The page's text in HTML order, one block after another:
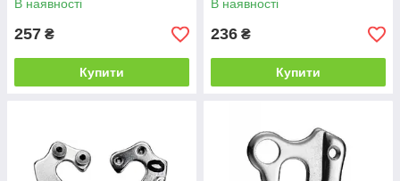
В наявності
257 ₴
Купити
В наявності
236 ₴
Купити